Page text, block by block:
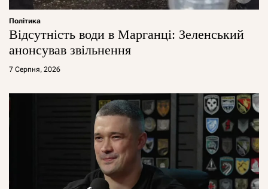
Політика
Відсутність води в Марганці: Зеленський
анонсував звільнення
7 Серпня, 2026